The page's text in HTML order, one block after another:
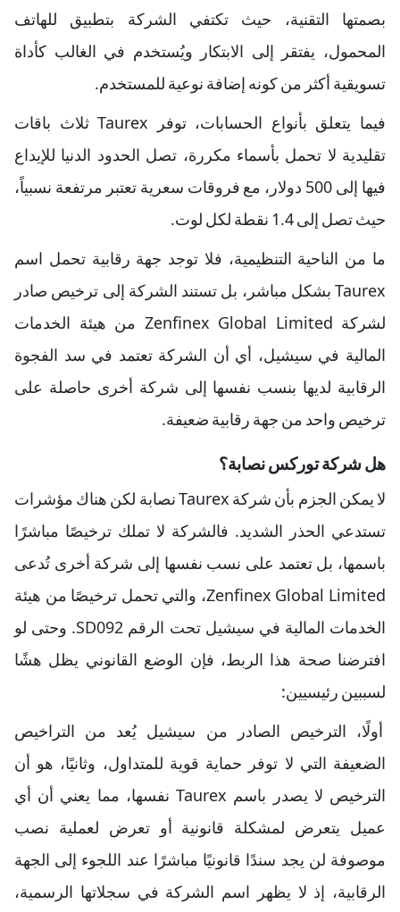
بصمتها التقنية، حيث تكتفي الشركة بتطبيق للهاتف
المحمول، يفتقر إلى الابتكار ويُستخدم في الغالب كأداة
تسويقية أكثر من كونه إضافة نوعية للمستخدم.
فيما يتعلق بأنواع الحسابات، توفر Taurex ثلاث باقات
تقليدية لا تحمل بأسماء مكررة، تصل الحدود الدنيا للإيداع
فيها إلى 500 دولار، مع فروقات سعرية تعتبر مرتفعة نسبياً،
حيث تصل إلى 1.4 نقطة لكل لوت.
ما من الناحية التنظيمية، فلا توجد جهة رقابية تحمل اسم
Taurex بشكل مباشر، بل تستند الشركة إلى ترخيص صادر
لشركة Zenfinex Global Limited من هيئة الخدمات
المالية في سيشيل، أي أن الشركة تعتمد في سد الفجوة
الرقابية لديها بنسب نفسها إلى شركة أخرى حاصلة على
ترخيص واحد من جهة رقابية ضعيفة.
هل شركة توركس نصابة؟
لا يمكن الجزم بأن شركة Taurex نصابة لكن هناك مؤشرات
تستدعي الحذر الشديد. فالشركة لا تملك ترخيصًا مباشرًا
باسمها، بل تعتمد على نسب نفسها إلى شركة أخرى تُدعى
Zenfinex Global Limited، والتي تحمل ترخيصًا من هيئة
الخدمات المالية في سيشيل تحت الرقم SD092. وحتى لو
افترضنا صحة هذا الربط، فإن الوضع القانوني يظل هشًا
لسببين رئيسيين:
أولًا، الترخيص الصادر من سيشيل يُعد من التراخيص
الضعيفة التي لا توفر حماية قوية للمتداول، وثانيًا، هو أن
الترخيص لا يصدر باسم Taurex نفسها، مما يعني أن أي
عميل يتعرض لمشكلة قانونية أو تعرض لعملية نصب
موصوفة لن يجد سندًا قانونيًا مباشرًا عند اللجوء إلى الجهة
الرقابية، إذ لا يظهر اسم الشركة في سجلاتها الرسمية،